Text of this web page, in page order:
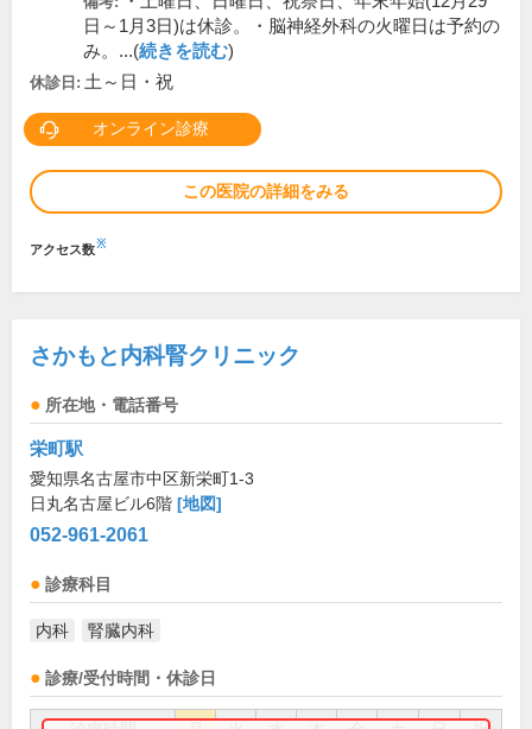
日～1月3日)は休診。・脳神経外科の火曜日は予約の
み。...(続きを読む)
休診日: 土～日・祝
オンライン診療
この医院の詳細をみる
アクセス数※
さかもと内科腎クリニック
所在地・電話番号
栄町駅
愛知県名古屋市中区新栄町1-3
日丸名古屋ビル6階 [地図]
052-961-2061
診療科目
内科 腎臓内科
診療/受付時間・休診日